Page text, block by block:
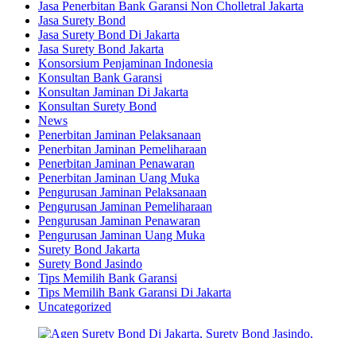
Jasa Penerbitan Bank Garansi Non Cholletral Jakarta
Jasa Surety Bond
Jasa Surety Bond Di Jakarta
Jasa Surety Bond Jakarta
Konsorsium Penjaminan Indonesia
Konsultan Bank Garansi
Konsultan Jaminan Di Jakarta
Konsultan Surety Bond
News
Penerbitan Jaminan Pelaksanaan
Penerbitan Jaminan Pemeliharaan
Penerbitan Jaminan Penawaran
Penerbitan Jaminan Uang Muka
Pengurusan Jaminan Pelaksanaan
Pengurusan Jaminan Pemeliharaan
Pengurusan Jaminan Penawaran
Pengurusan Jaminan Uang Muka
Surety Bond Jakarta
Surety Bond Jasindo
Tips Memilih Bank Garansi
Tips Memilih Bank Garansi Di Jakarta
Uncategorized